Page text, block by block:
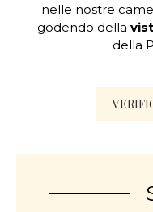
nelle nostre
godendo della
della